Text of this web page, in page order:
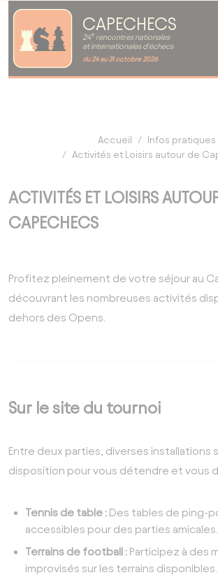
CAPECHECS
24e rencontres nationales
et internationales d'échecs
du 24 au 31 octobre 2026
Accueil
Infos pratiques
Activités et Loisirs autour de
ACTIVITÉS ET LOISIRS
CAPECHECS
Profitez pleinement de votre séjour au
découvrant les nombreuses activités
dehors des Opens.
Sur le site du tournoi
Entre deux parties, diverses installations
disposition pour vous détendre et vous
Tennis de table : Des tables de ping-
accessibles pour des parties amicales.
Terrains de football : Participez à des
improvisés sur les terrains disponibles.